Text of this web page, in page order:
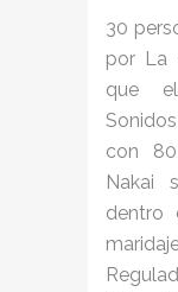
30
por La
que
con
Nakai
dentro